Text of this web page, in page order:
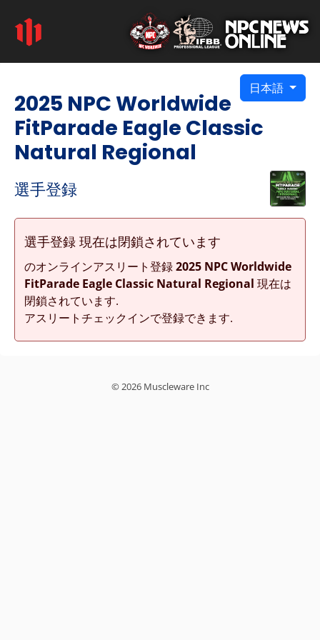
日本語
2025 NPC Worldwide
FitParade Eagle Classic
Natural Regional
選手登録
選手登録 現在は閉鎖されています
のオンラインアスリート登録2025 NPC Worldwide
FitParade Eagle Classic Natural Regional 現在は
閉鎖されています.
アスリートチェックインで登録できます.
© 2026 Muscleware Inc